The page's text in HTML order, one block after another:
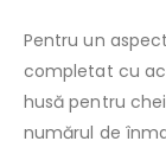
Pentru un
completat cu
husă pentru
numărul de